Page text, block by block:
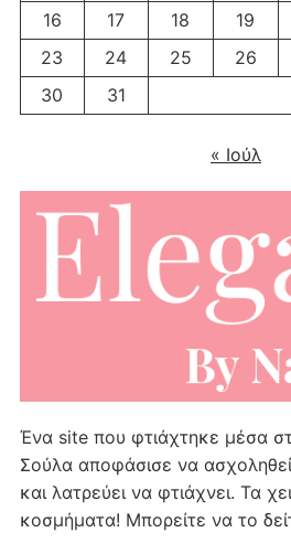
16
17 18 19
23
24 25 26
30
31
« Ιούλ
Ένα site που φτιάχτηκε μέσα
Σούλα αποφάσισε να
και λατρεύει να φτιάχνει. Τα
κοσμήματα! Μπορείτε να το